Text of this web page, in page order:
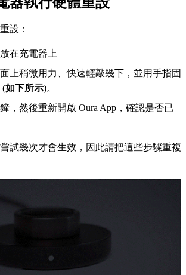
設：
在充電器上
上稍微用力、快速輕敲幾下，並用手指固
(如下所示)。
，然後重新開啟 Oura App，確認是否已
試幾次才會生效，因此請把這些步驟重複